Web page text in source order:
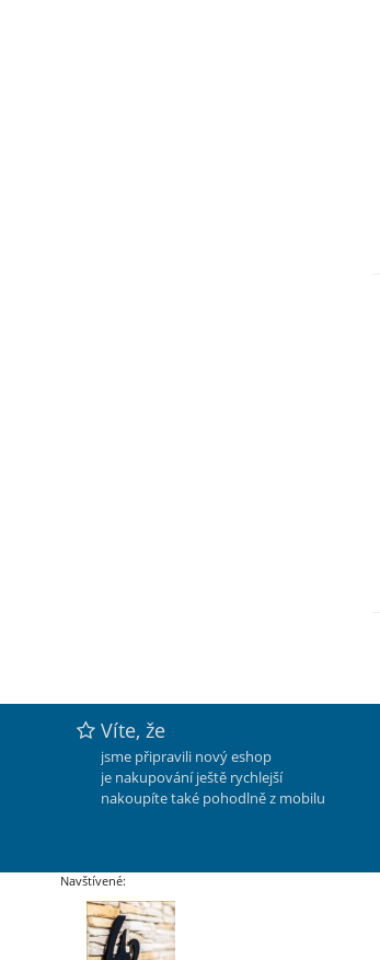
Víte, že
jsme připravili nový eshop
je nakupování ještě rychlejší
nakoupíte také pohodlně z mobilu
Navštívené: